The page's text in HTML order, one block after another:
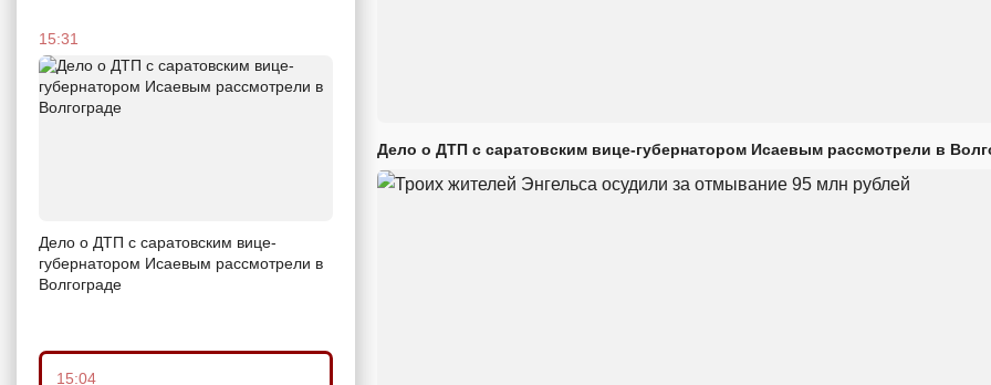
15:31
Дело о ДТП с саратовским вице-
губернатором Исаевым рассмотрели в
Волгограде
15:04
Дело о ДТП с саратовским вице-губернатором Исаевым рассмотрели в